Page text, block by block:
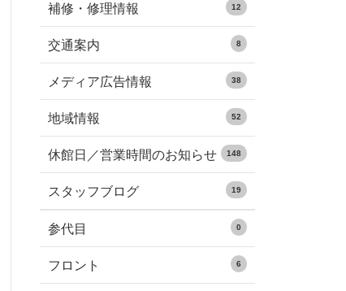
補修・修理情報 12
交通案内 8
メディア広告情報 38
地域情報 52
休館日／営業時間のお知らせ 148
スタッフブログ 19
参代目 0
フロント 6